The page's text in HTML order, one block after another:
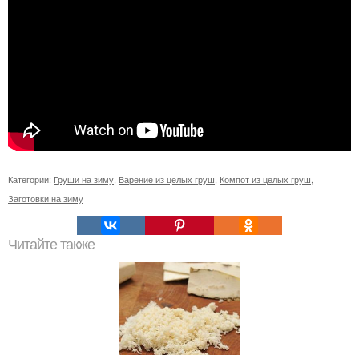
Категории: Груши на зиму Варение из целых груш Компот из целых груш
Заготовки на зиму
Читайте также